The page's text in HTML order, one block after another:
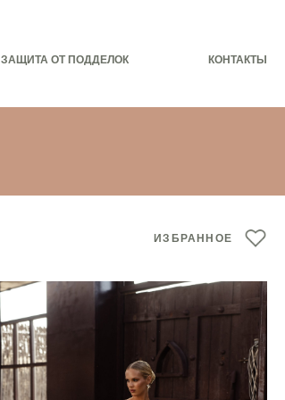
ЗАЩИТА ОТ ПОДДЕЛОК КОНТАКТЫ
ИЗБРАННОЕ